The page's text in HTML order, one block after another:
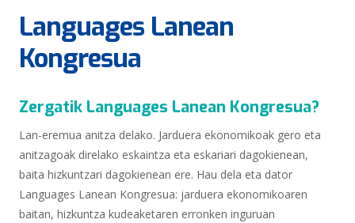
Languages Lanean
Kongresua
Zergatik Languages Lanean Kongresua?
Lan-eremua anitza delako. Jarduera ekonomikoak gero eta
anitzagoak direlako eskaintza eta eskariari dagokienean,
baita hizkuntzari dagokienean ere. Hau dela eta dator
Languages Lanean Kongresua: jarduera ekonomikoaren
baitan, hizkuntza kudeaketaren erronken inguruan